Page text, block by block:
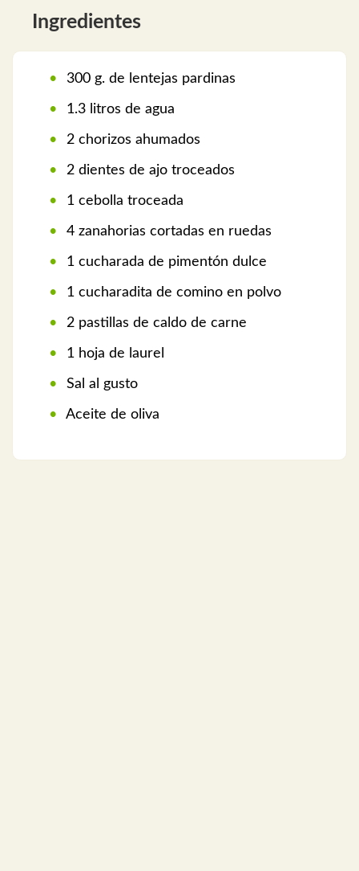
Ingredientes
300 g. de lentejas pardinas
1.3 litros de agua
2 chorizos ahumados
2 dientes de ajo troceados
1 cebolla troceada
4 zanahorias cortadas en ruedas
1 cucharada de pimentón dulce
1 cucharadita de comino en polvo
2 pastillas de caldo de carne
1 hoja de laurel
Sal al gusto
Aceite de oliva